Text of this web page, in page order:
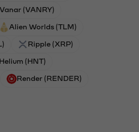
Vanar (VANRY)
Alien Worlds (TLM)
Ripple (XRP)
Helium (HNT)
Render (RENDER)